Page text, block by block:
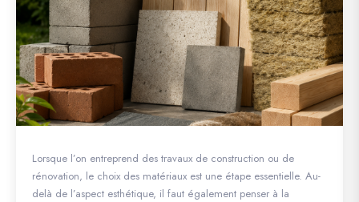
Lorsque l’on entreprend des travaux de construction ou de
rénovation, le choix des matériaux est une étape essentielle. Au-
delà de l’aspect esthétique, il faut également penser à la